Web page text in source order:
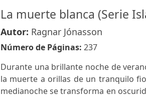
La muerte blanca (Serie
Autor: Ragnar Jónasson
Número de Páginas: 237
Durante una brillante noche de
la muerte a orillas de un tranquilo
medianoche se transforma en